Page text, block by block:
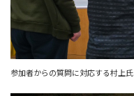
参加者からの質問に対応する村上氏